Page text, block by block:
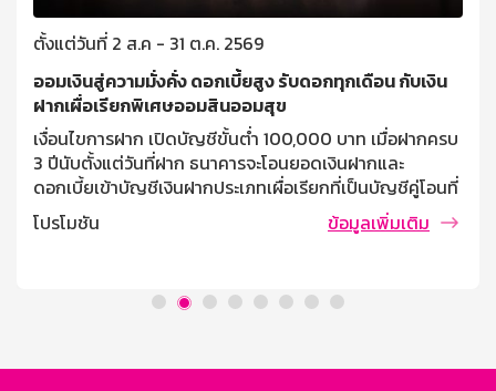
ตั้งแต่วันที่ 2 ส.ค - 31 ต.ค. 2569
ออมเงินสู่ความมั่งคั่ง ดอกเบี้ยสูง รับดอกทุกเดือน กับเงิน
ฝากเผื่อเรียกพิเศษออมสินออมสุข
เงื่อนไขการฝาก เปิดบัญชีขั้นต่ำ 100,000 บาท เมื่อฝากครบ
3 ปีนับตั้งแต่วันที่ฝาก ธนาคารจะโอนยอดเงินฝากและ
ดอกเบี้ยเข้าบัญชีเงินฝากประเภทเผื่อเรียกที่เป็นบัญชีคู่โอนที่
ผู้ฝากแจ้งไว้ ฝากครั้งละไม่ต่ำกว่า 10,000 บาท ไม่จำกัด
วงเงินรับฝากสูงสุด บุคคลธรรมดาที่มีอายุตั้งแต่ 7 ปี ขึ้นไป
ครั้งละเท่าใดก็ได้ ถอนหรือปิดบัญชีก่อนฝากครบ 3 ปี จำนวน
โปรโมชัน ข้อมูลเพิ่มเติม